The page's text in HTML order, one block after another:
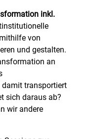
inkl.
von
und gestalten.
an
transportiert
sich daraus ab?
wir andere